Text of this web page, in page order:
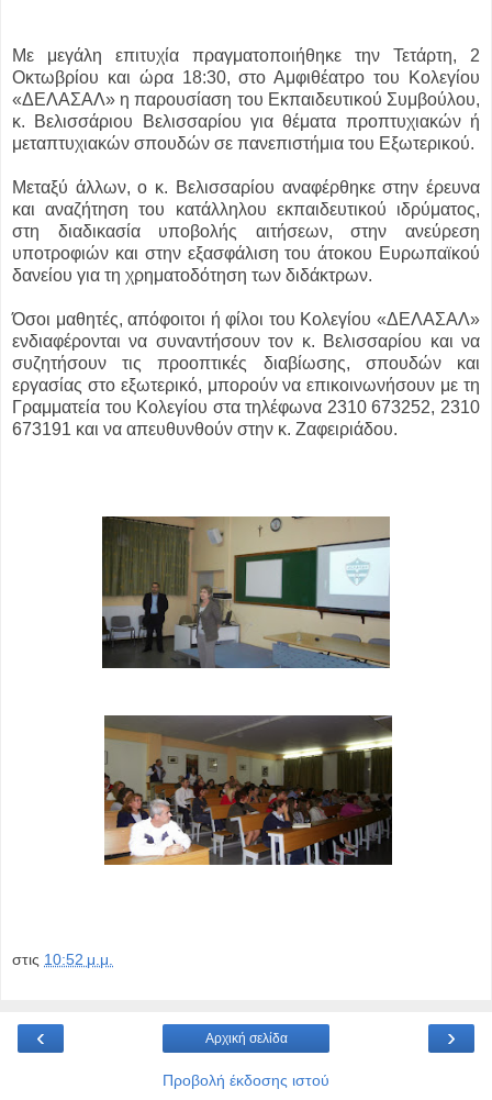
Με μεγάλη επιτυχία πραγματοποιήθηκε την Τετάρτη, 2
Οκτωβρίου και ώρα 18:30, στο Αμφιθέατρο του Κολεγίου
«ΔΕΛΑΣΑΛ» η παρουσίαση του Εκπαιδευτικού Συμβούλου,
κ. Βελισσάριου Βελισσαρίου για θέματα προπτυχιακών ή
μεταπτυχιακών σπουδών σε πανεπιστήμια του Εξωτερικού.
Μεταξύ άλλων, ο κ. Βελισσαρίου αναφέρθηκε στην έρευνα
και αναζήτηση του κατάλληλου εκπαιδευτικού ιδρύματος,
στη διαδικασία υποβολής αιτήσεων, στην ανεύρεση
υποτροφιών και στην εξασφάλιση του άτοκου Ευρωπαϊκού
δανείου για τη χρηματοδότηση των διδάκτρων.
Όσοι μαθητές, απόφοιτοι ή φίλοι του Κολεγίου «ΔΕΛΑΣΑΛ»
ενδιαφέρονται να συναντήσουν τον κ. Βελισσαρίου και να
συζητήσουν τις προοπτικές διαβίωσης, σπουδών και
εργασίας στο εξωτερικό, μπορούν να επικοινωνήσουν με τη
Γραμματεία του Κολεγίου στα τηλέφωνα 2310 673252, 2310
673191 και να απευθυνθούν στην κ. Ζαφειριάδου.
στις 10:52 μ.μ.
‹ ›
Αρχική σελίδα
Προβολή έκδοσης ιστού